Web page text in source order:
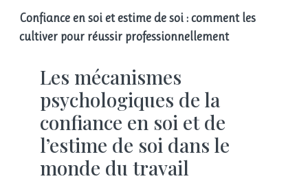
Confiance en soi et estime de soi : comment les
cultiver pour réussir professionnellement
Les mécanismes
psychologiques de la
confiance en soi et de
l’estime de soi dans le
monde du travail